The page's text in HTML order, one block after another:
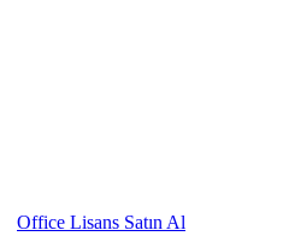
Office Lisans Satın Al